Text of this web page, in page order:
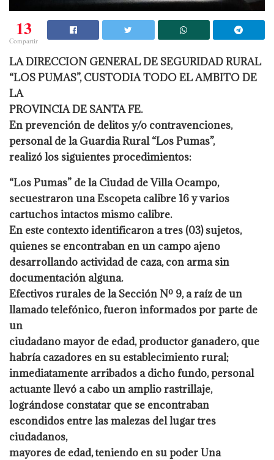
13
Compartir
LA DIRECCION GENERAL DE SEGURIDAD RURAL
“LOS PUMAS”, CUSTODIA TODO EL AMBITO DE
LA
PROVINCIA DE SANTA FE.
En prevención de delitos y/o contravenciones,
personal de la Guardia Rural “Los Pumas”,
realizó los siguientes procedimientos:
“Los Pumas” de la Ciudad de Villa Ocampo,
secuestraron una Escopeta calibre 16 y varios
cartuchos intactos mismo calibre.
En este contexto identificaron a tres (03) sujetos,
quienes se encontraban en un campo ajeno
desarrollando actividad de caza, con arma sin
documentación alguna.
Efectivos rurales de la Sección Nº 9, a raíz de un
llamado telefónico, fueron informados por parte de
un
ciudadano mayor de edad, productor ganadero, que
habría cazadores en su establecimiento rural;
inmediatamente arribados a dicho fundo, personal
actuante llevó a cabo un amplio rastrillaje,
lográndose constatar que se encontraban
escondidos entre las malezas del lugar tres
ciudadanos,
mayores de edad, teniendo en su poder Una